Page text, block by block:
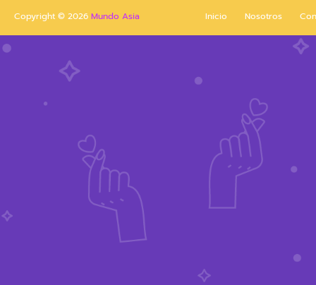
Inicio Nosotros
Copyright © 2026 Mundo Asia